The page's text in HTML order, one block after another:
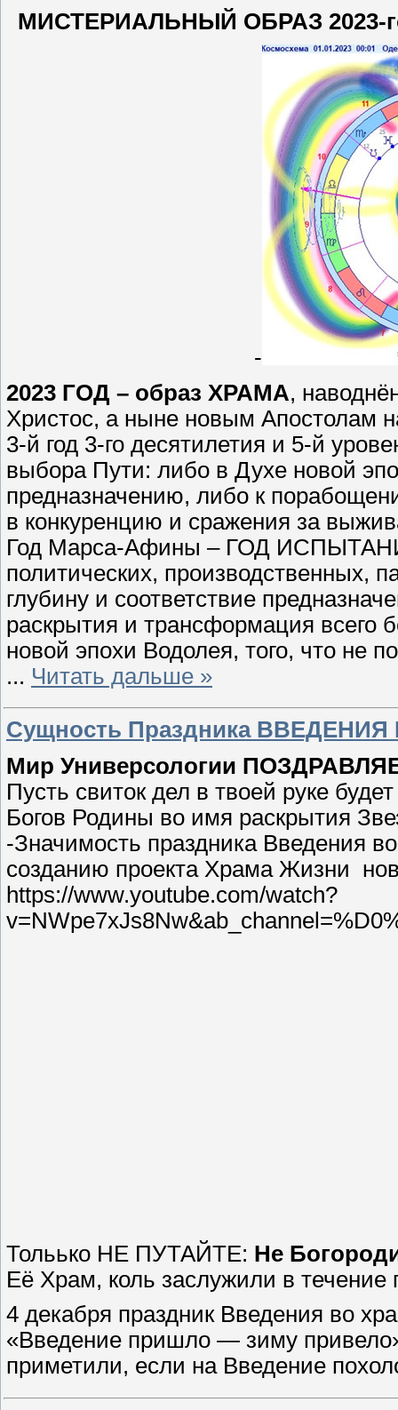
МИСТЕРИАЛЬНЫЙ ОБРАЗ 2023-
-
2023 ГОД – образ ХРАМА,
Христос, а ныне новым Апостолам
3-й год 3-го десятилетия и 5-й
выбора Пути: либо в Духе новой
предназначению, либо к
в конкуренцию и сражения за
Год Марса-Афины – ГОД
политических, производственных,
глубину и соответствие
раскрытия и трансформация всего
новой эпохи Водолея, того, что не
... Читать дальше »
Сущность Праздника
Мир Универсологии
Пусть свиток дел в твоей руке
Богов Родины во имя раскрытия
-Значимость праздника Введения
созданию проекта Храма Жизни
https://www.youtube.com/watch?
Тольько НЕ ПУТАЙТЕ: Не
Её Храм, коль заслужили в
4 декабря праздник Введения во
«Введение пришло — зиму
приметили, если на Введение